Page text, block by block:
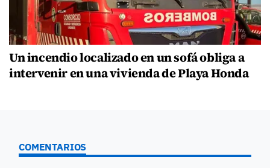
Un incendio localizado en un sofá obliga a
intervenir en una vivienda de Playa Honda
COMENTARIOS